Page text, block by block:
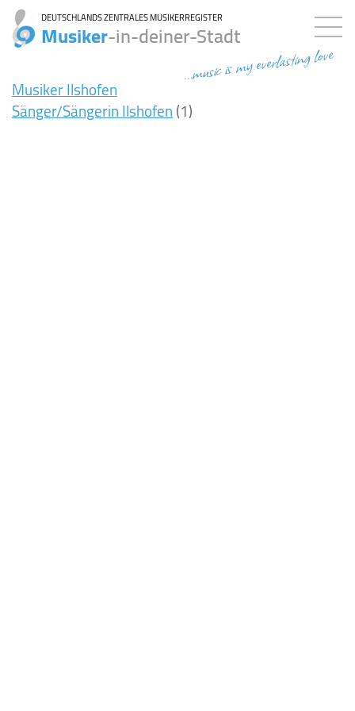
DEUTSCHLANDS ZENTRALES MUSIKERREGISTER
Musiker-in-deiner-Stadt
...music is my everlasting love
Musiker Ilshofen
Sänger/Sängerin Ilshofen(1)